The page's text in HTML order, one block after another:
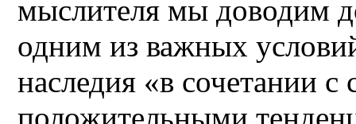
мыслителя мы доводим
одним из важных
наследия «в сочетании